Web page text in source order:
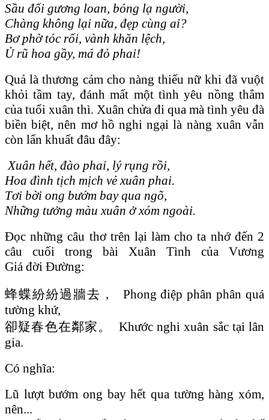
Sầu đối gương loan, bóng lạ người,
Chàng không lại nữa, đẹp cùng ai?
Bơ phờ tóc rối, vành khăn lệch,
Ủ rũ hoa gầy, má đỏ phai!
Quả là thương cảm cho nàng thiếu nữ khi đã vuột
khỏi tầm tay, đánh mất một tình yêu nồng thắm
của tuổi xuân thì. Xuân chửa đi qua mà tình yêu đà
biền biệt, nên mơ hồ nghi ngại là nàng xuân vẫn
còn lẩn khuất đâu đây:
Xuân hết, đào phai, lý rụng rồi,
Hoa đình tịch mịch vẻ xuân phai.
Tơi bời ong bướm bay qua ngõ,
Những tưởng màu xuân ở xóm ngoài.
Đọc những câu thơ trên lại làm cho ta nhớ đến 2
câu cuối trong bài Xuân Tình của Vương
Giá đời Đường:
蜂蝶紛紛過牆去， Phong điệp phân phân quá
tường khứ,
卻疑春色在鄰家。 Khước nghi xuân sắc tại lân
gia.
Có nghĩa:
Lũ lượt bướm ong bay hết qua tường hàng xóm,
nên...